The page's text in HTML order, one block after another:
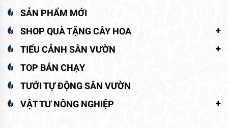
SẢN PHẨM MỚI
SHOP QUÀ TẶNG CÂY HOA
TIỂU CẢNH SÂN VƯỜN
TOP BÁN CHẠY
TƯỚI TỰ ĐỘNG SÂN VƯỜN
VẬT TƯ NÔNG NGHIỆP